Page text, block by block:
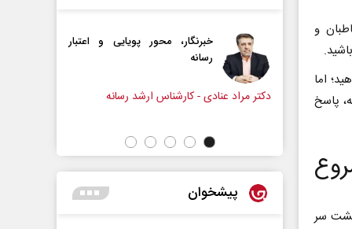
و
اما
پاسخ
لازم است این ۶ مرحله را پشت سر
محور پویایی و اعتبار
کارشناس ارشد رسانه
دروازه‌بانی اندوه در مسیر امید
پیشخوان